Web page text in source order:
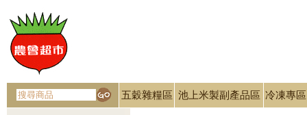
五穀雜糧區 池上米製副產品區 冷凍專區